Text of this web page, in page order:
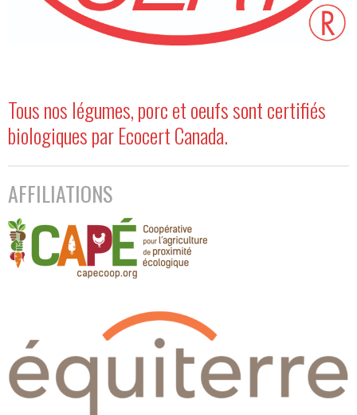
Tous nos légumes, porc et oeufs sont certifiés
biologiques par Ecocert Canada.
AFFILIATIONS